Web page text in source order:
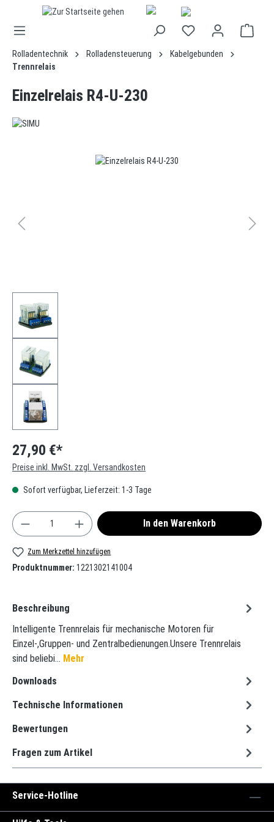
springen
Rolladentechnik Rolladensteuerung
Kabelgebunden
Trennrelais
Einzelrelais R4-U-230
Bildergalerie überspringen
27,90 €*
Preise inkl. MwSt. zzgl. Versandkosten
Sofort verfügbar, Lieferzeit: 1-3 Tage
Produkt Anzahl: Gib den gewünschten Wert ein
In den Warenkorb
Zum Merkzettel hinzufügen
Produktnummer: 1221302141004
Beschreibung
Intelligente Trennrelais für mechanische Motoren für
Einzel-,Gruppen- und Zentralbedienungen.Unsere Trennrelais
sind beliebi… Mehr
Downloads
Technische Informationen
Bewertungen
Fragen zum Artikel
Service-Hotline